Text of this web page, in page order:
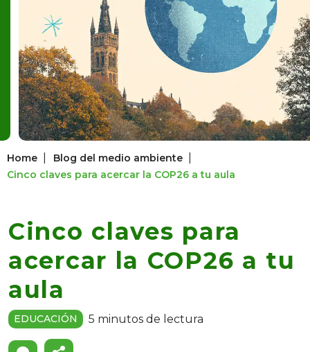
Home Blog del medio ambiente
Cinco claves para acercar la COP26 a tu aula
Cinco claves para
acercar la COP26 a tu
aula
EDUCACIÓN 5 minutos de lectura